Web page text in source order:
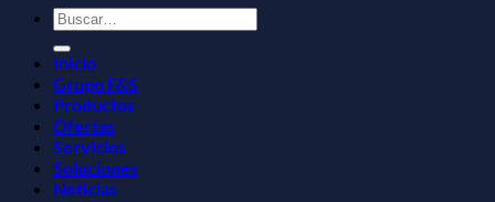
Buscar
por:
Inicio
Grupo F&S
Productos
Ofertas
Servicios
Soluciones
Noticias